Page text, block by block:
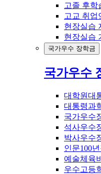
고졸 후학
고교 취업
현장실습
현장실습
국가우수 장학금
국가우수
대학원대
대통령과
국가우수
석사우수
박사우수
인문100
예술체육
우수고등